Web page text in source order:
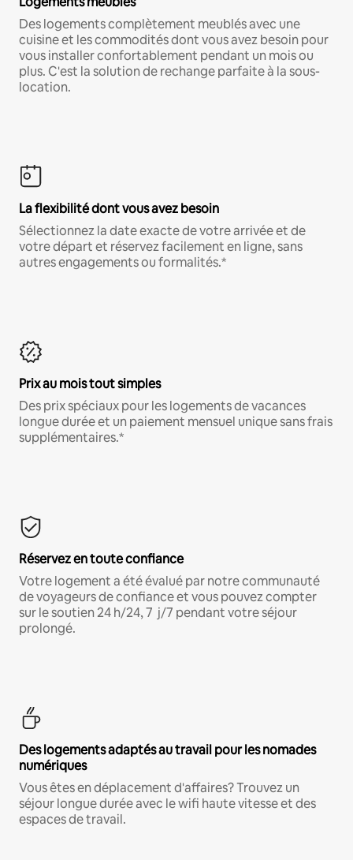
Des logements complètement meublés avec une
cuisine et les commodités dont vous avez besoin pour
vous installer confortablement pendant un mois ou
plus. C'est la solution de rechange parfaite à la sous-
location.
La flexibilité dont vous avez besoin
Sélectionnez la date exacte de votre arrivée et de
votre départ et réservez facilement en ligne, sans
autres engagements ou formalités.*
Prix au mois tout simples
Des prix spéciaux pour les logements de vacances
longue durée et un paiement mensuel unique sans frais
supplémentaires.*
Réservez en toute confiance
Votre logement a été évalué par notre communauté
de voyageurs de confiance et vous pouvez compter
sur le soutien 24 h/24, 7 j/7 pendant votre séjour
prolongé.
Des logements adaptés au travail pour les nomades
numériques
Vous êtes en déplacement d'affaires? Trouvez un
séjour longue durée avec le wifi haute vitesse et des
espaces de travail.